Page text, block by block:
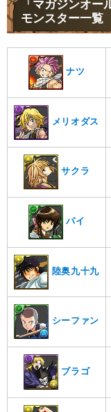
「マガジンオ
モンスター一覧
ナツ
メリオダス
サクラ
パイ
陸奥九十九
シーファン
ブラゴ